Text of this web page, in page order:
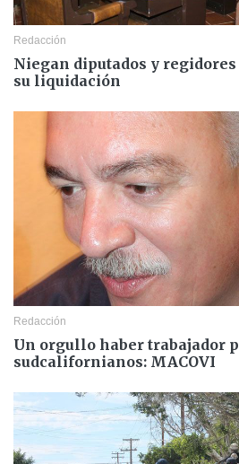
Redacción
Niegan diputados y
su liquidación
Redacción
Un orgullo haber trabajador
sudcalifornianos: MACOVI